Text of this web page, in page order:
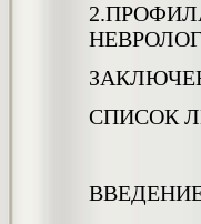
СПИСОК